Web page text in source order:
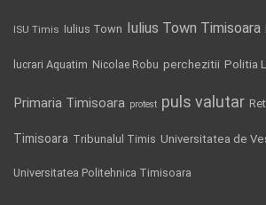
ISU Timis Iulius Town Iulius Town Timisoara
lucrari Aquatim Nicolae Robu perchezitii Politia
Primaria Timisoara protest puls valutar
Timisoara Tribunalul Timis Universitatea de
Universitatea Politehnica Timisoara